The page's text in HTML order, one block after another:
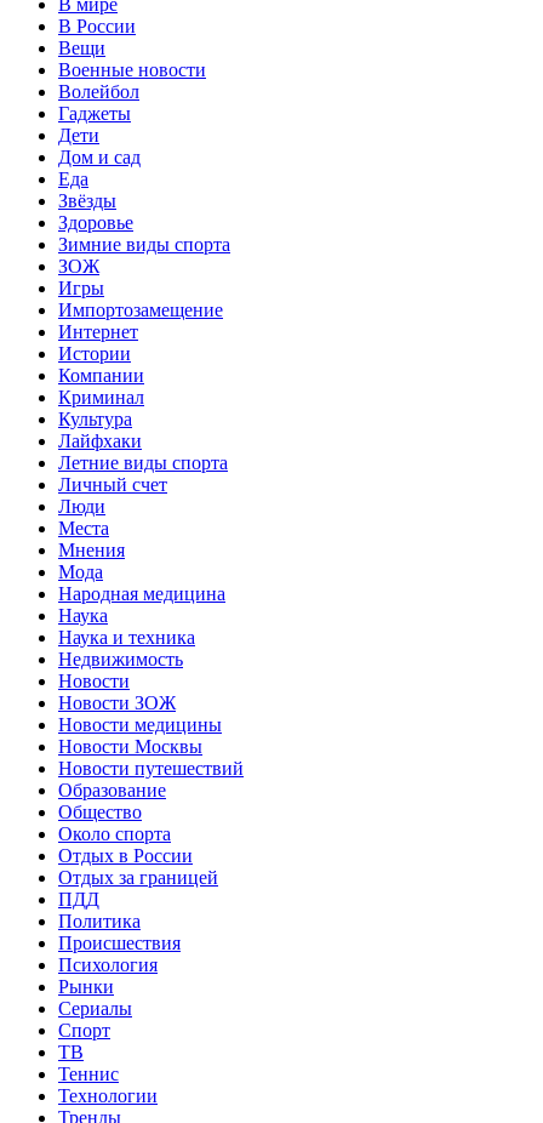
В России
Вещи
Военные новости
Волейбол
Гаджеты
Дети
Дом и сад
Еда
Звёзды
Здоровье
Зимние виды спорта
ЗОЖ
Игры
Импортозамещение
Интернет
Истории
Компании
Криминал
Культура
Лайфхаки
Летние виды спорта
Личный счет
Люди
Места
Мнения
Мода
Народная медицина
Наука
Наука и техника
Недвижимость
Новости
Новости ЗОЖ
Новости медицины
Новости Москвы
Новости путешествий
Образование
Общество
Около спорта
Отдых в России
Отдых за границей
ПДД
Политика
Происшествия
Психология
Рынки
Сериалы
Спорт
ТВ
Теннис
Технологии
Тренды